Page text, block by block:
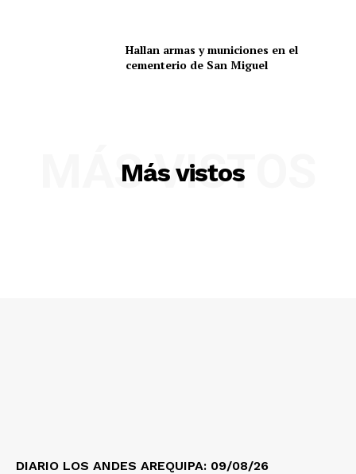
Hallan armas y municiones en el
cementerio de San Miguel
Más vistos
MÁS VISTOS
DIARIO LOS ANDES AREQUIPA: 09/08/26